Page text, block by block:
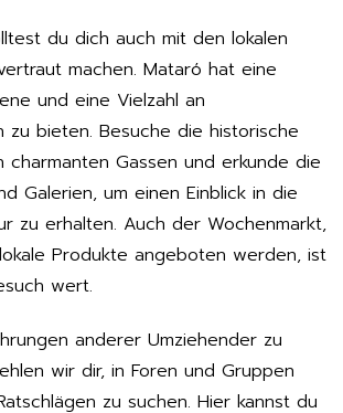
du dich auch mit den lokalen
machen. Mataró hat eine
und eine Vielzahl an
zu bieten. Besuche die historische
Gassen und erkunde die
Galerien, um einen Einblick in die
zu erhalten. Auch der Wochenmarkt,
Produkte angeboten werden, ist
wert.
anderer Umziehender zu
wir dir, in Foren und Gruppen
zu suchen. Hier kannst du